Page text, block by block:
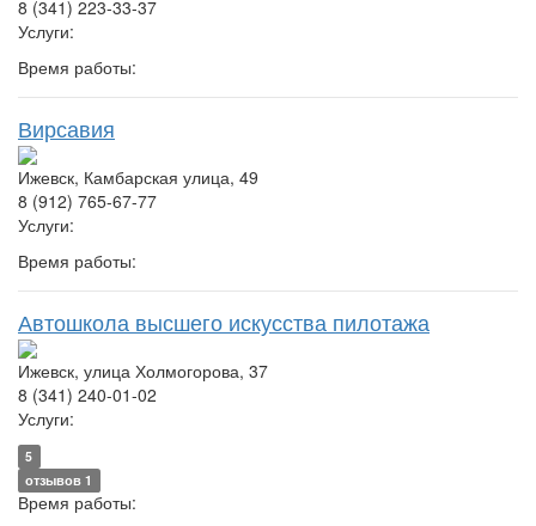
8 (341) 223-33-37
Услуги:
Время работы:
Вирсавия
Ижевск, Камбарская улица, 49
8 (912) 765-67-77
Услуги:
Время работы:
Автошкола высшего искусства пилотажа
Ижевск, улица Холмогорова, 37
8 (341) 240-01-02
Услуги:
5
отзывов 1
Время работы: